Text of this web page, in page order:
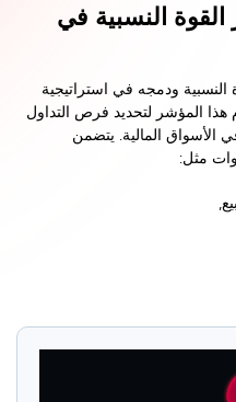
النسبية في
ودمجه في استراتيجية
هذا المؤشر لتحديد فرص التداول
الأسواق المالية. يتضمن
مثل: